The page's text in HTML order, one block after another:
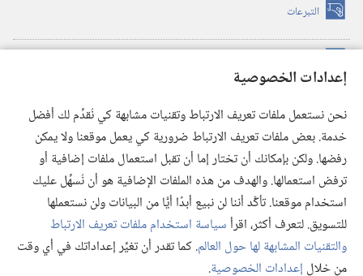
إعدادات الخصوصية
نحن نستعمل ملفات تعريف الارتباط وتقنيات مشابهة كي نُقدِّم لك أفضل
خدمة. بعض ملفات تعريف الارتباط ضرورية كي يعمل موقعنا ولا يمكن
رفضها. ولكن بإمكانك أن تختار إما أن تقبل استعمال ملفات إضافية أو
ترفض استعمالها. والهدف من هذه الملفات الإضافية هو أن نُسهِّل عليك
استخدام موقعنا. تأكَّد أننا لن نبيع أبدًا أيًّا من البيانات ولن نستعملها
للتسويق. لتعرف أكثر، اقرأسياسة استخدام ملفات تعريف الارتباط
والتقنيات المشابهة لها حول العالم. كما تقدر أن تغيِّر إعداداتك في أي وقت
من خلال إعدادات الخصوصية.
التبرعات (يفتح
نافذة
(يفتح
نافذة
(يفتح
نافذة
جديدة) تطبيق ®
JW Library
مكتبة برج المراقبة
© 2026 .Watch Tower Bible and Tract Society of Pennsylvania